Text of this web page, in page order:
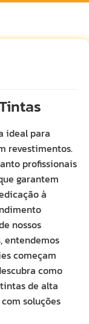
ideal para
revestimentos.
profissionais
garantem
à
nossos
entendemos
começam
como
de alta
soluções